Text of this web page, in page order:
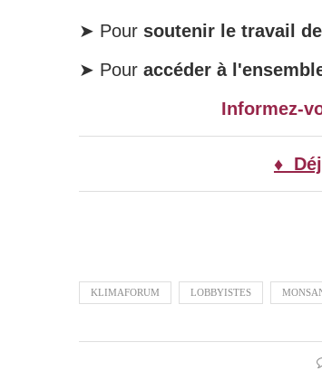
➤ Pour soutenir le travail
➤ Pour accéder à
Informez-
♦
KLIMAFORUM LOBBYISTES